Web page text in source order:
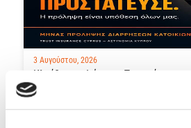
3 Αυγούστου, 2026
Κλείδωσε. Φώτισε. Προστάτευσε.